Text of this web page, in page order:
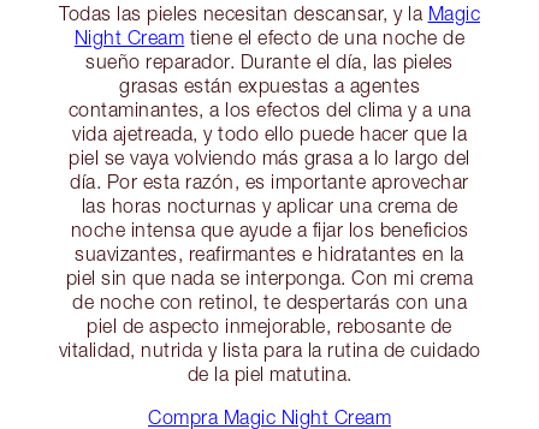
Todas las pieles necesitan descansar, y la Magic
Night Cream tiene el efecto de una noche de
sueño reparador. Durante el día, las pieles
grasas están expuestas a agentes
contaminantes, a los efectos del clima y a una
vida ajetreada, y todo ello puede hacer que la
piel se vaya volviendo más grasa a lo largo del
día. Por esta razón, es importante aprovechar
las horas nocturnas y aplicar una crema de
noche intensa que ayude a fijar los beneficios
suavizantes, reafirmantes e hidratantes en la
piel sin que nada se interponga. Con mi crema
de noche con retinol, te despertarás con una
piel de aspecto inmejorable, rebosante de
vitalidad, nutrida y lista para la rutina de cuidado
de la piel matutina.
Compra Magic Night Cream